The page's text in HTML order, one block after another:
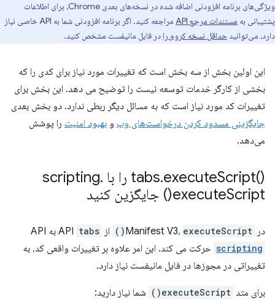
ویژگی‌های برنامه افزودنی اضافه شده در نسخه‌های بعدی Chrome، برای اطلاعات
پشتیبانی به مستندات مرجع API
مراجعه کنید. اگر برنامه افزودنی شما به API خاصی نیاز
دارد، می‌توانید حداقل نسخه کروم را در فایل مانیفست مشخص کنید.
این اولین بخش از سه بخش است که تغییرات مورد نیاز برای کدی را که
بخشی از کارگر خدمات توسعه نیست را توضیح می دهد. این بخش برای
تغییرات کد مورد نیاز است که به مسائل دیگر ربطی ندارد. دو بخش بعدی
جایگزینی مسدود کردن درخواست‌های وب و بهبود امنیت را پوشش
می‌دهد.
()tabs
.executeScript را با scripting
.
executeScript( ) جایگزین کنید
در Manifest V3، executeScript() از API tabs به API
scripting حرکت می کند. این امر علاوه بر تغییرات واقعی کد، به
تغییراتی در مجوزها در فایل مانیفست نیاز دارد.
برای متد executeScript() شما نیاز دارید: